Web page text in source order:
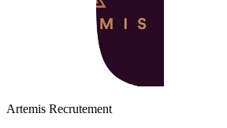
Artemis Recrutement